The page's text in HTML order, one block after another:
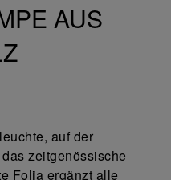
AUS
auf der
zeitgenössische
Folia ergänzt alle